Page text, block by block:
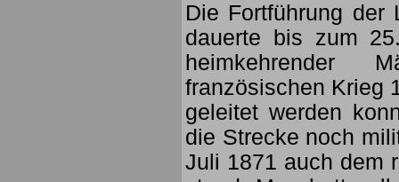
Die Fortführung
dauerte bis zum
heimkehrender
französischen Krieg
geleitet werden
die Strecke noch
Juli 1871 auch dem